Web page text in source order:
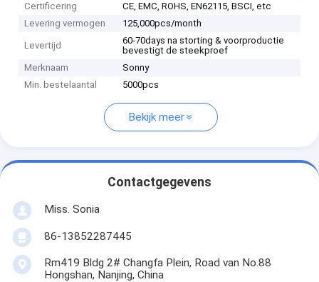
Certificering
CE, EMC, ROHS, EN62115, BSCI, etc
Levering vermogen
125,000pcs/month
Levertijd
60-70days na storting & voorproductie
bevestigt de steekproef
Merknaam
Sonny
Min. bestelaantal
5000pcs
Bekijk meer
Contactgegevens
Miss. Sonia
86-13852287445
Rm419 Bldg 2# Changfa Plein, Road van No.88
Hongshan, Nanjing, China